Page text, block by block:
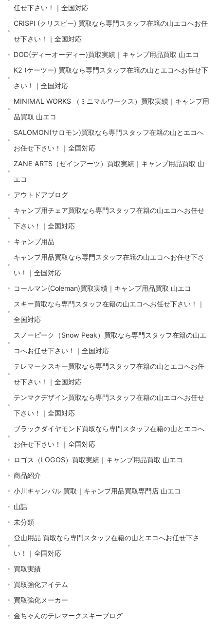
任せ下さい！｜全国対応
CRISPI (クリスピー) 買取なら専門スタッフ在籍の山エコへお任
せ下さい！｜全国対応
DOD(ディーオーディー)買取実績｜キャンプ用品買取 山エコ
K2 (ケーツー) 買取なら専門スタッフ在籍の山とエコへお任せ下
さい！｜全国対応
MINIMAL WORKS （ミニマルワークス）買取実績｜キャンプ用
品買取 山エコ
SALOMON(サロモン)買取なら専門スタッフ在籍の山とエコへ
お任せ下さい！｜全国対応
ZANE ARTS（ゼインアーツ）買取実績｜キャンプ用品買取 山
エコ
アウトドアブログ
キャンプ用チェア買取なら専門スタッフ在籍の山エコへお任せ
下さい！｜全国対応
キャンプ用品
キャンプ用品買取なら専門スタッフ在籍の山エコへお任せ下さ
い！｜全国対応
コールマン(Coleman)買取実績｜キャンプ用品買取 山エコ
スキー買取なら専門スタッフ在籍の山エコへお任せ下さい！｜
全国対応
スノーピーク（Snow Peak）買取なら専門スタッフ在籍の山エ
コへお任せ下さい！｜全国対応
テレマークスキー買取なら専門スタッフ在籍の山とエコへお任
せ下さい！｜全国対応
テンマクデザイン買取なら専門スタッフ在籍の山エコへお任せ
下さい！｜全国対応
ブラックダイヤモンド買取なら専門スタッフ在籍の山とエコへ
お任せ下さい！｜全国対応
ロゴス（LOGOS）買取実績｜キャンプ用品買取 山エコ
商品紹介
小川キャンパル 買取｜キャンプ用品買取専門店 山エコ
山話
未分類
登山用品 買取なら専門スタッフ在籍の山とエコへお任せ下さ
い！｜全国対応
買取実績
買取強化アイテム
買取強化メーカー
金ちゃんのテレマークスキーブログ